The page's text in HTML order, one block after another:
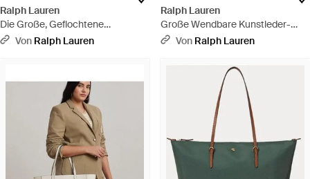
Ralph Lauren
Die Große, Geflochtene
Tragetasche Ralph Lauren - Weiß
Von Ralph Lauren
Ralph Lauren
Große Wendbare Kunstleder-
Tragetasche - Grün
Von Ralph Lauren